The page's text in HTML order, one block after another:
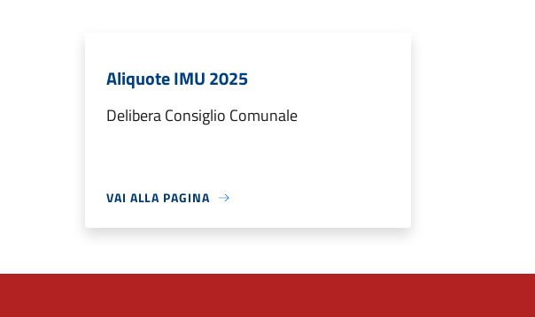
Aliquote IMU 2025
Delibera Consiglio Comunale
VAI ALLA PAGINA